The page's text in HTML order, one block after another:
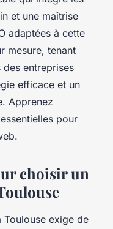
et une maîtrise
adaptées à cette
mesure, tenant
entreprises
efficace et un
Apprenez
pour
choisir un
Toulouse exige de